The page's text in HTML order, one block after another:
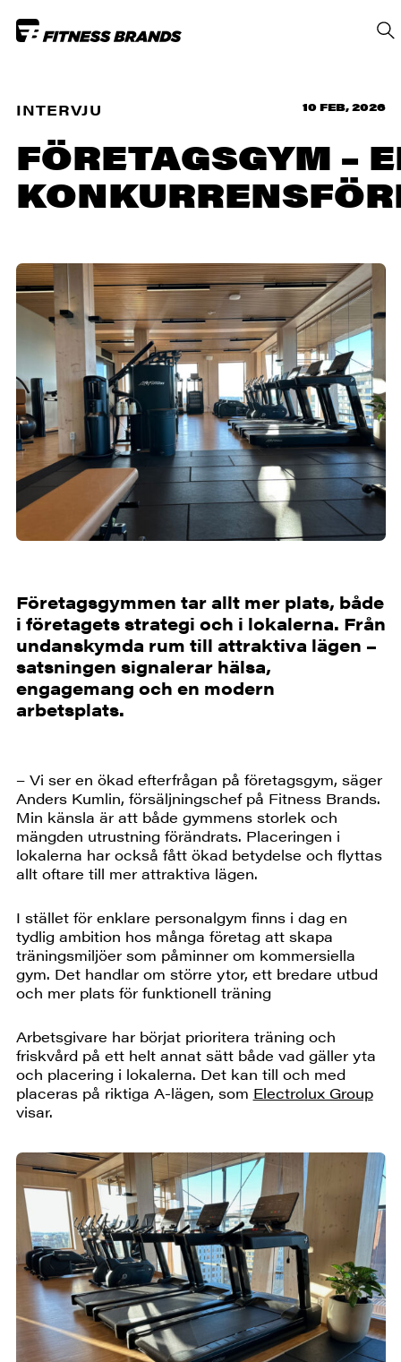
10 FEB, 2026
INTERVJU
FÖRETAGSGYM –
Företagsgymmen tar allt mer plats, både
i företagets strategi och i lokalerna. Från
undanskymda rum till attraktiva lägen –
satsningen signalerar hälsa,
engagemang och en modern
arbetsplats.
– Vi ser en ökad efterfrågan på företagsgym, säger
Anders Kumlin, försäljningschef på Fitness Brands.
Min känsla är att både gymmens storlek och
mängden utrustning förändrats. Placeringen i
lokalerna har också fått ökad betydelse och flyttas
allt oftare till mer attraktiva lägen.
I stället för enklare personalgym finns i dag en
tydlig ambition hos många företag att skapa
träningsmiljöer som påminner om kommersiella
gym. Det handlar om större ytor, ett bredare utbud
och mer plats för funktionell träning
Arbetsgivare har börjat prioritera träning och
friskvård på ett helt annat sätt både vad gäller yta
och placering i lokalerna. Det kan till och med
placeras på riktiga A-lägen, som Electrolux Group
visar.